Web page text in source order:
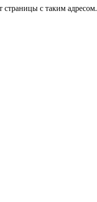
страницы с таким адресом.